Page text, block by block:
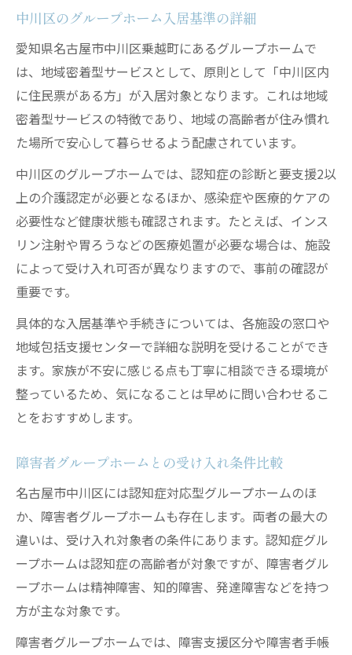
中川区のグループホーム入居基準の詳細
愛知県名古屋市中川区乗越町にあるグループホームで
は、地域密着型サービスとして、原則として「中川区内
に住民票がある方」が入居対象となります。これは地域
密着型サービスの特徴であり、地域の高齢者が住み慣れ
た場所で安心して暮らせるよう配慮されています。
中川区のグループホームでは、認知症の診断と要支援2以
上の介護認定が必要となるほか、感染症や医療的ケアの
必要性など健康状態も確認されます。たとえば、インス
リン注射や胃ろうなどの医療処置が必要な場合は、施設
によって受け入れ可否が異なりますので、事前の確認が
重要です。
具体的な入居基準や手続きについては、各施設の窓口や
地域包括支援センターで詳細な説明を受けることができ
ます。家族が不安に感じる点も丁寧に相談できる環境が
整っているため、気になることは早めに問い合わせるこ
とをおすすめします。
障害者グループホームとの受け入れ条件比較
名古屋市中川区には認知症対応型グループホームのほ
か、障害者グループホームも存在します。両者の最大の
違いは、受け入れ対象者の条件にあります。認知症グル
ープホームは認知症の高齢者が対象ですが、障害者グル
ープホームは精神障害、知的障害、発達障害などを持つ
方が主な対象です。
障害者グループホームでは、障害支援区分や障害者手帳